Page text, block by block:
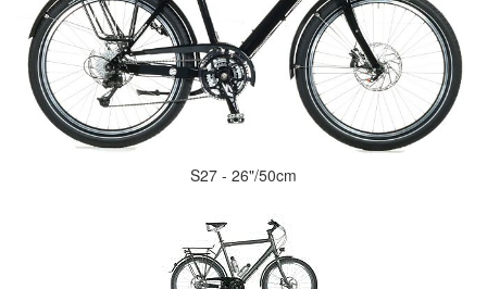
S27 - 26"/50cm